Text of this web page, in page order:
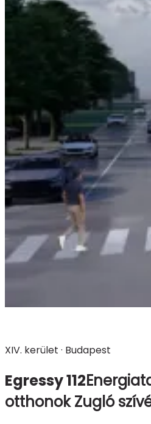
XIV. kerület · Budapest
Egressy 112
otthonok Zugló